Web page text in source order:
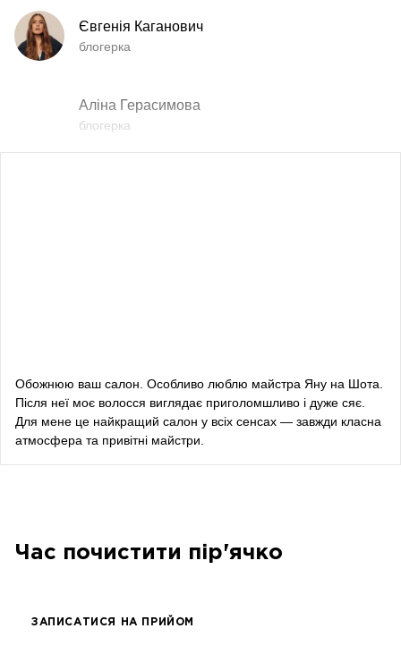
Євгенія Каганович
блогерка
Аліна Герасимова
блогерка
Bazhana
songwriter
Обожнюю ваш салон. Особливо люблю майстра Яну на Шота.
Після неї моє волосся виглядає приголомшливо і дуже сяє.
Для мене це найкращий салон у всіх сенсах — завжди класна
атмосфера та привітні майстри.
Час почистити пір'ячко
ЗАПИСАТИСЯ НА ПРИЙОМ